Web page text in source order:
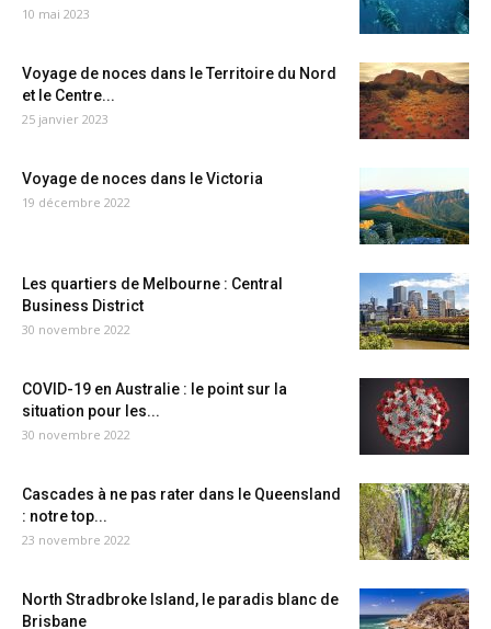
10 mai 2023
Voyage de noces dans le Territoire du Nord
et le Centre...
25 janvier 2023
Voyage de noces dans le Victoria
19 décembre 2022
Les quartiers de Melbourne : Central
Business District
30 novembre 2022
COVID-19 en Australie : le point sur la
situation pour les...
30 novembre 2022
Cascades à ne pas rater dans le Queensland
: notre top...
23 novembre 2022
North Stradbroke Island, le paradis blanc de
Brisbane